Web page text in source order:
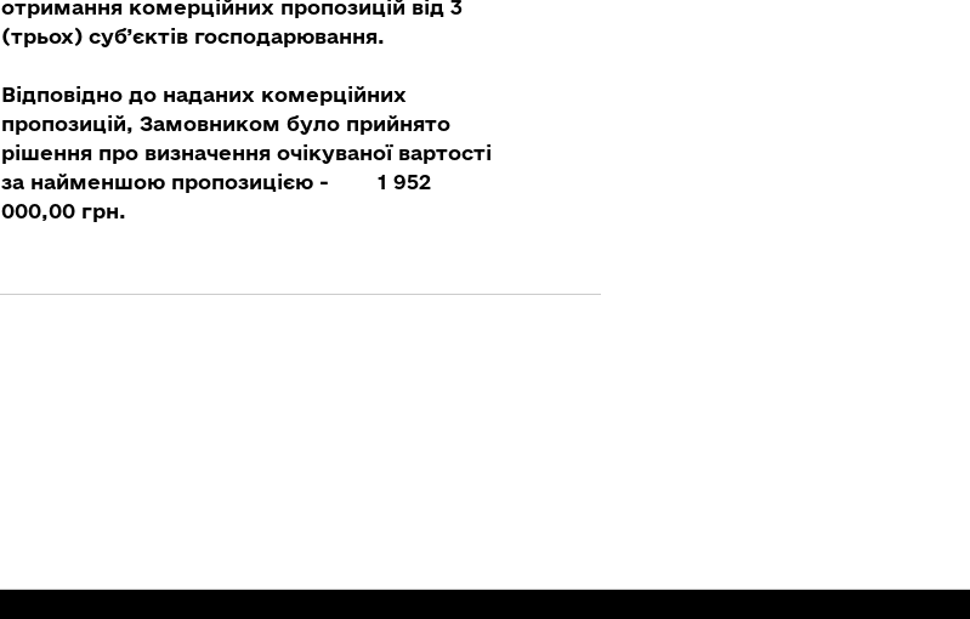
отримання комерційних пропозицій від 3
(трьох) суб’єктів господарювання.
Відповідно до наданих комерційних
пропозицій, Замовником було прийнято
рішення про визначення очікуваної вартості
за найменшою пропозицією - 1 952
000,00 грн.